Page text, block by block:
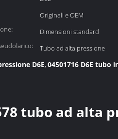
Originali e OEM
Dimensioni standard
Tubo ad alta pressione
D6E, 04501716 D6E tubo
tubo ad alta